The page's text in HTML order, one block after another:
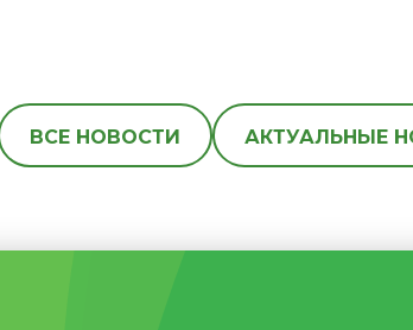
ВСЕ НОВОСТИ АКТУАЛЬНЫЕ